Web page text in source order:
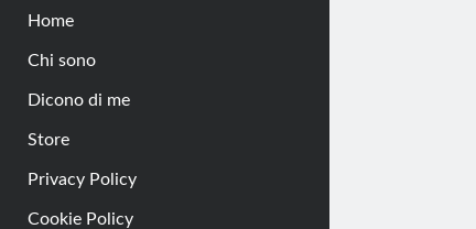
Home
Chi sono
Dicono di me
Store
Privacy Policy
Cookie Policy